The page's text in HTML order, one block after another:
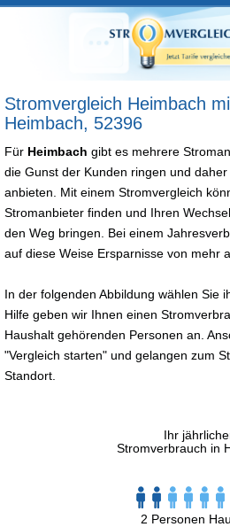
Stromvergleich Heimbach
Heimbach, 52396
Für Heimbach gibt es mehrere
die Gunst der Kunden ringen und
anbieten. Mit einem Stromvergleich
Stromanbieter finden und Ihren
den Weg bringen. Bei einem
auf diese Weise Ersparnisse von mehr
In der folgenden Abbildung wählen Sie
Hilfe geben wir Ihnen einen
Haushalt gehörenden Personen an.
"Vergleich starten" und gelangen zum
Standort.
Ihr
Stromverbrauch in
2 Personen